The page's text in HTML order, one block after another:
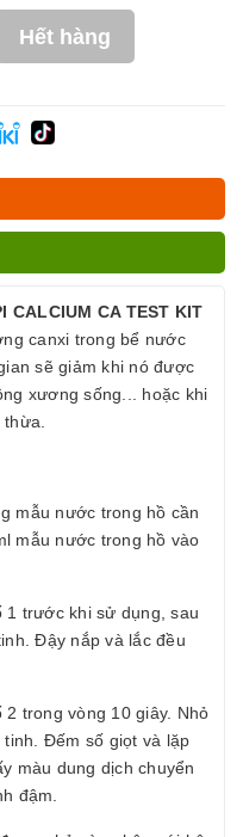
Hết hàng
CALCIUM CA TEST KIT
canxi trong bể nước
sẽ giảm khi nó được
xương sống... hoặc khi
mẫu nước trong hồ cần
mẫu nước trong hồ vào
1 trước khi sử dụng, sau
Đậy nắp và lắc đều
trong vòng 10 giây. Nhỏ
Đếm số giọt và lặp
màu dung dịch chuyển
đậm.